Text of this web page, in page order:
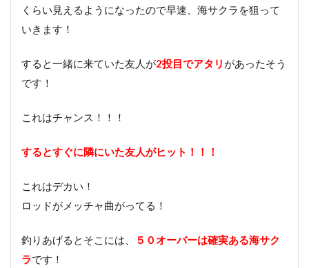
くらい見えるようになったので早速、海サクラを狙って
いきます！
すると一緒に来ていた友人が2投目でアタリ があったそう
です！
これはチャンス！！！
するとすぐに隣にいた友人がヒット！！！
これはデカい！
ロッドがメッチャ曲がってる！
釣りあげるとそこには、
５０オーバーは確実ある海サク
ラです！